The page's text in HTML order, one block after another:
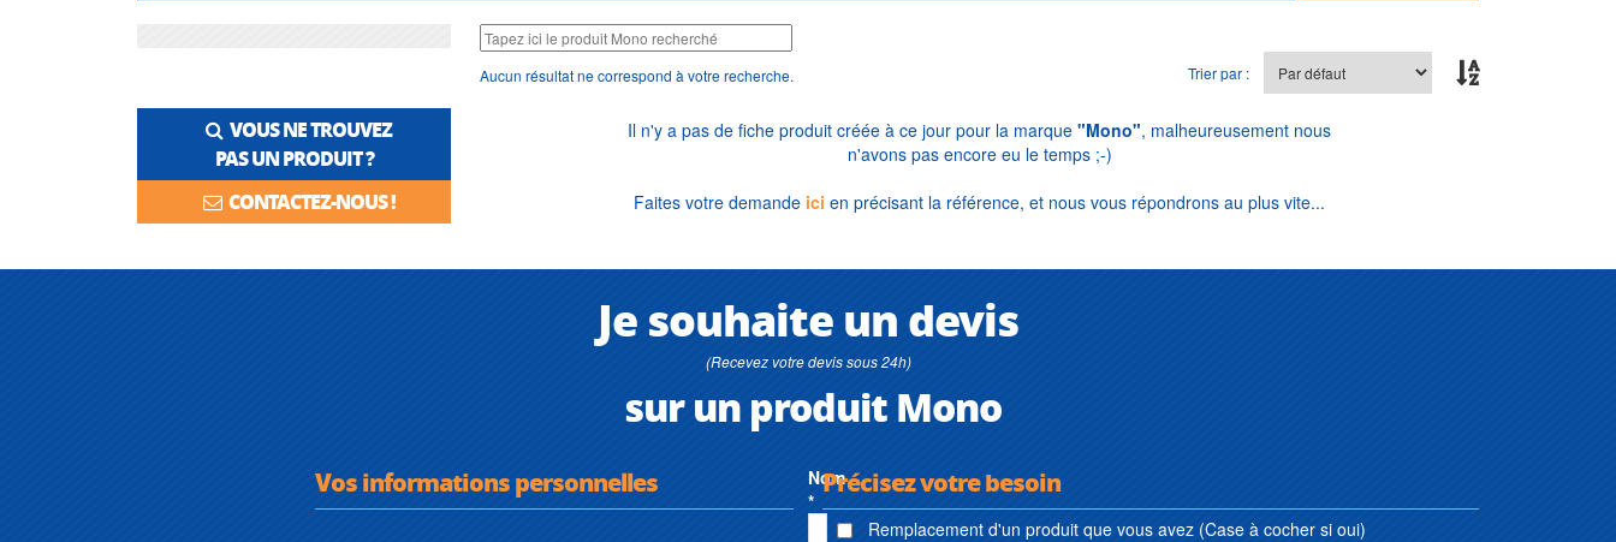
VOUS NE TROUVEZ
PAS UN PRODUIT ?
CONTACTEZ-NOUS !
Aucun résultat ne correspond à votre recherche. Trier par :
Il n'y a pas de fiche produit créée à ce jour pour la marque "Mono", malheureusement nous
n'avons pas encore eu le temps ;-)
Faites votre demande ici en précisant la référence, et nous vous répondrons au plus vite...
Je souhaite un devis
(Recevez votre devis sous 24h)
sur un produit Mono
Vos informations personnelles
Nom
*
Précisez votre besoin
Remplacement d'un produit que vous avez (Case à cocher si oui)